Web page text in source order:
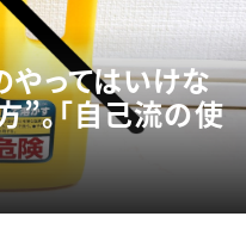
やってはいけな
。「自己流の使